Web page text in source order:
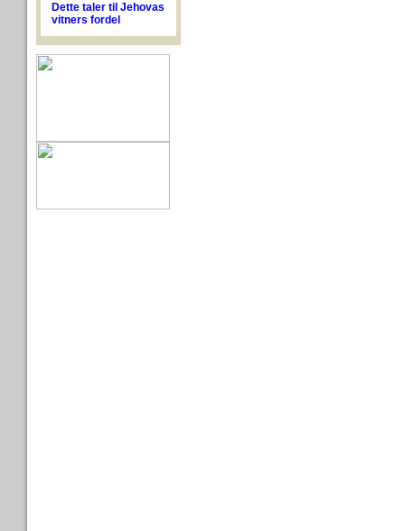
Dette taler til Jehovas
vitners fordel